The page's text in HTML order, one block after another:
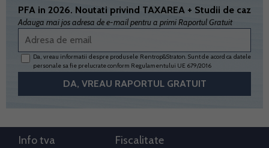
PFA in 2026. Noutati privind TAXAREA + Studii de caz
Adauga mai jos adresa de e-mail pentru a primi Raportul Gratuit
Da, vreau informatii despre produsele Rentrop&Straton. Sunt de acord ca datele
personale sa fie prelucrate conform Regulamentului UE 679/2016
Info tva Fiscalitate